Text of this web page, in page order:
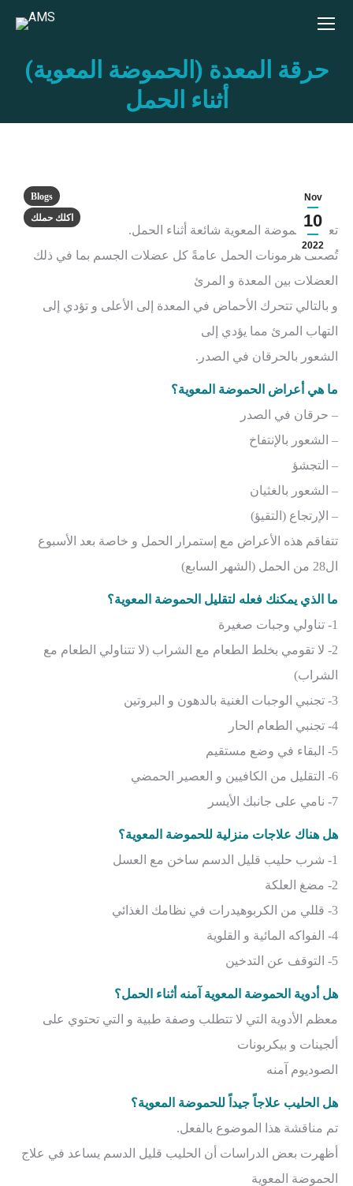
حرقة المعدة (الحموضة المعوية)
أثناء الحمل
You are here:
Nov
10
2022
Blogs
اكلك حملك
تعتبر الحموضة المعوية شائعة أثناء الحمل.
تُضعف هرمونات الحمل عامةً كل عضلات الجسم بما في ذلك
العضلات بين المعدة و المرئ
و بالتالي تتحرك الأحماض في المعدة إلى الأعلى و تؤدي إلى
التهاب المرئ مما يؤدي إلى
الشعور بالحرقان في الصدر.
ما هي أعراض الحموضة المعوية؟
– حرقان في الصدر
– الشعور بالإنتفاخ
– التجشؤ
– الشعور بالغثيان
– الإرتجاع (التقيؤ)
تتفاقم هذه الأعراض مع إستمرار الحمل و خاصة بعد الأسبوع
ال28 من الحمل (الشهر السابع)
ما الذي يمكنك فعله لتقليل الحموضة المعوية؟
1- تناولي وجبات صغيرة
2- لا تقومي بخلط الطعام مع الشراب (لا تتناولي الطعام مع
الشراب)
3- تجنبي الوجبات الغنية بالدهون و البروتين
4- تجنبي الطعام الحار
5- البقاء في وضع مستقيم
6- التقليل من الكافيين و العصير الحمضي
7- نامي على جانبك الأيسر
هل هناك علاجات منزلية للحموضة المعوية؟
1- شرب حليب قليل الدسم ساخن مع العسل
2- مضغ العلكة
3- قللي من الكربوهيدرات في نظامك الغذائي
4- الفواكه المائية و القلوية
5- التوقف عن التدخين
هل أدوية الحموضة المعوية آمنه أثناء الحمل؟
معظم الأدوية التي لا تتطلب وصفة طبية و التي تحتوي على
ألجينات و بيكربونات
الصوديوم آمنه
هل الحليب علاجاً جيداً للحموضة المعوية؟
تم مناقشة هذا الموضوع بالفعل.
أظهرت بعض الدراسات أن الحليب قليل الدسم يساعد في علاج
الحموضة المعوية